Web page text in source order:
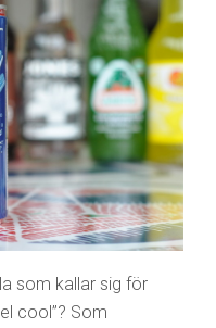
som kallar sig för
cool”? Som